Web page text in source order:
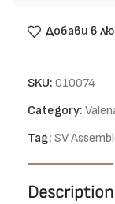
Добави в
SKU: 010074
Category:
Tag: SV
Description